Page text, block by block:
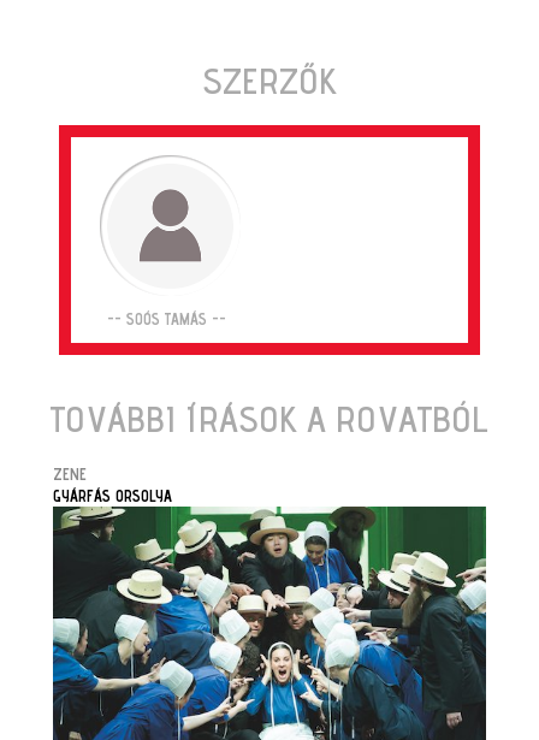
SZERZŐK
-- SOÓS TAMÁS --
TOVÁBBI ÍRÁSOK A ROVATBÓL
ZENE
GYÁRFÁS ORSOLYA